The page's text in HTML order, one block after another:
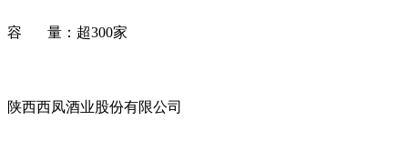
容 量：超300家
陕西西凤酒业股份有限公司